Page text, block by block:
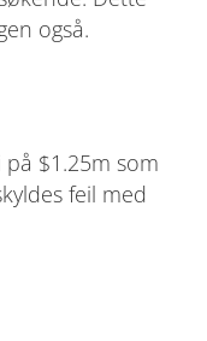
også.
$1.25m som
feil med